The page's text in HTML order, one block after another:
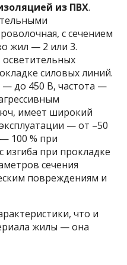
из ПВХ.
с сечением
жил — 2 или 3.
силовых линий.
до 450 В, частота —
имеет широкий
— от –50
100 % при
изгиба при прокладке
сечения
повреждениям и
что и
жилы — она